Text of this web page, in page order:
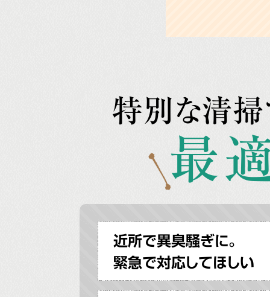
特別な清掃
最
近所で異臭騒ぎに。
緊急で対応してほしい